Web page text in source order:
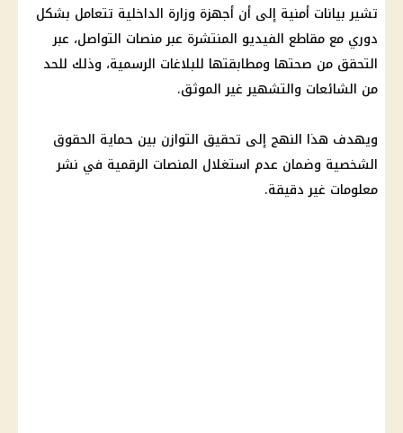
تشير بيانات أمنية إلى أن أجهزة وزارة الداخلية تتعامل بشكل
دوري مع مقاطع الفيديو المنتشرة عبر منصات التواصل، عبر
التحقق من صحتها ومطابقتها للبلاغات الرسمية، وذلك للحد
من الشائعات والتشهير غير الموثق.
ويهدف هذا النهج إلى تحقيق التوازن بين حماية الحقوق
الشخصية وضمان عدم استغلال المنصات الرقمية في نشر
معلومات غير دقيقة.